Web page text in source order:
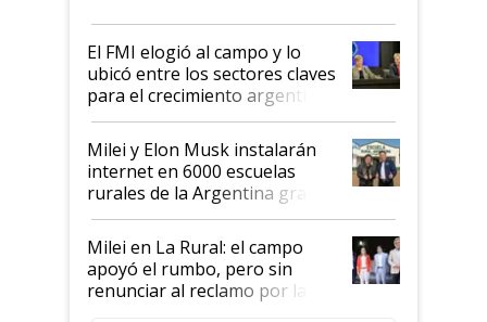
de Milei
El FMI elogió al campo y lo
ubicó entre los sectores claves
para el crecimiento argentino
Milei y Elon Musk instalarán
internet en 6000 escuelas
rurales de la Argentina gracias
a un acuerdo con Starlink
Milei en La Rural: el campo
apoyó el rumbo, pero sin
renunciar al reclamo por las